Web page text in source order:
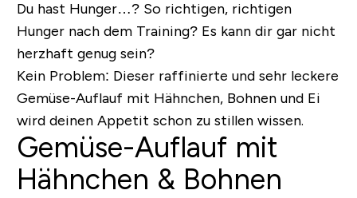
Du hast Hunger…? So richtigen, richtigen
Hunger nach dem Training? Es kann dir gar nicht
herzhaft genug sein?
Kein Problem: Dieser raffinierte und sehr leckere
Gemüse-Auflauf mit Hähnchen, Bohnen und Ei
wird deinen Appetit schon zu stillen wissen.
Gemüse-Auflauf mit
Hähnchen & Bohnen